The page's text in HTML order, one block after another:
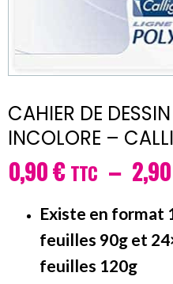
CAHIER DE
INCOLORE –
0,90€ TTC – 2,90
Existe en format
feuilles 90g et
feuilles 120g